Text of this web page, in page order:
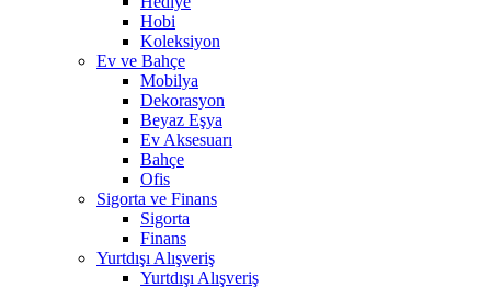
Hobi
Koleksiyon
Ev ve Bahçe
Mobilya
Dekorasyon
Beyaz Eşya
Ev Aksesuarı
Bahçe
Ofis
Sigorta ve Finans
Sigorta
Finans
Yurtdışı Alışveriş
Yurtdışı Alışveriş